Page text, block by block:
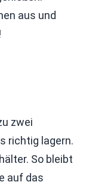
aus und
zwei
richtig lagern.
So bleibt
auf das